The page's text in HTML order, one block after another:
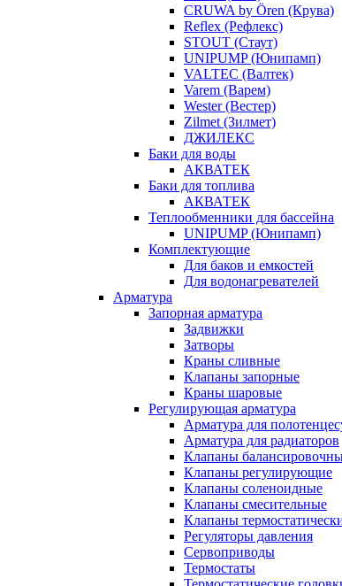
CRUWA by Ören (Крува)
Reflex (Рефлекс)
STOUT (Стаут)
UNIPUMP (Юнипамп)
VALTEC (Валтек)
Varem (Варем)
Wester (Вестер)
Zilmet (Зилмет)
ДЖИЛЕКС
Баки для воды
АКВАТЕК
Баки для топлива
АКВАТЕК
Теплообменники для бассейна
UNIPUMP (Юнипамп)
Комплектующие
Для баков и емкостей
Для водонагревателей
Арматура
Запорная арматура
Задвижки
Затворы
Краны сливные
Клапаны запорные
Краны шаровые
Регулирующая арматура
Арматура для
Арматура для радиаторов
Клапаны
Клапаны регулирующие
Клапаны соленоидные
Клапаны смесительные
Клапаны
Регуляторы давления
Сервоприводы
Термостаты